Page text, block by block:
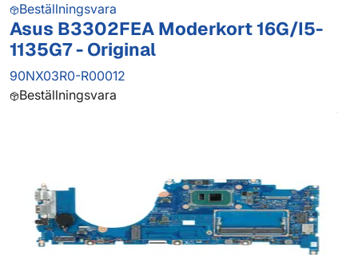
Beställningsvara
Asus B3302FEA Moderkort 16G/I5-
1135G7 - Original
90NX03R0-R00012
Beställningsvara